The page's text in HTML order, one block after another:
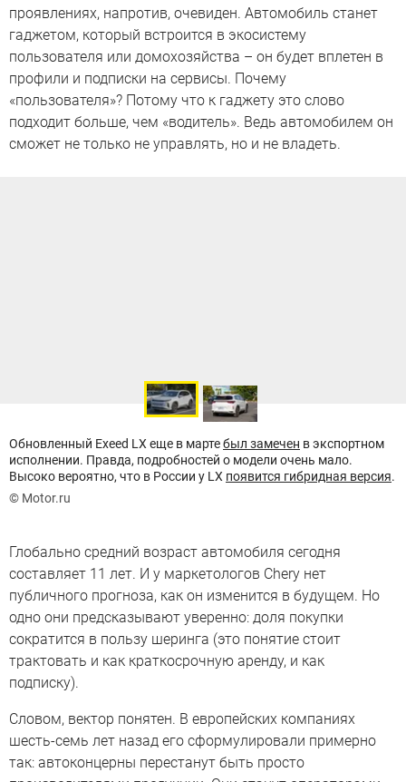
проявлениях, напротив, очевиден. Автомобиль станет
гаджетом, который встроится в экосистему
пользователя или домохозяйства – он будет вплетен в
профили и подписки на сервисы. Почему
«пользователя»? Потому что к гаджету это слово
подходит больше, чем «водитель». Ведь автомобилем он
сможет не только не управлять, но и не владеть.
Обновленный Exeed LX еще в мартебыл замечен в экспортном
исполнении. Правда, подробностей о модели очень мало.
Высоко вероятно, что в России у LX появится гибридная версия.
© Motor.ru
Глобально средний возраст автомобиля сегодня
составляет 11 лет. И у маркетологов Chery нет
публичного прогноза, как он изменится в будущем. Но
одно они предсказывают уверенно: доля покупки
сократится в пользу шеринга (это понятие стоит
трактовать и как краткосрочную аренду, и как
подписку).
Словом, вектор понятен. В европейских компаниях
шесть-семь лет назад его сформулировали примерно
так: автоконцерны перестанут быть просто